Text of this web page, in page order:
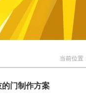
当前位置
的门制作方案